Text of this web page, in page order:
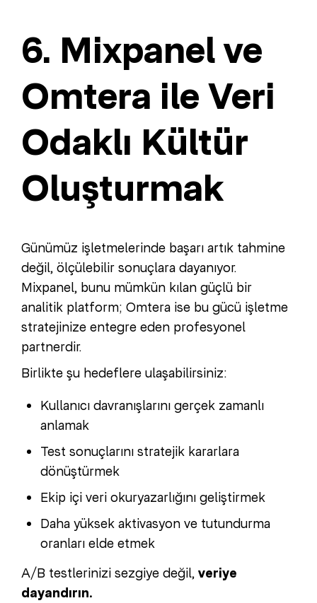
6. Mixpanel ve
Omtera ile Veri
Odaklı Kültür
Oluşturmak
Günümüz işletmelerinde başarı artık tahmine
değil, ölçülebilir sonuçlara dayanıyor.
Mixpanel, bunu mümkün kılan güçlü bir
analitik platform; Omtera ise bu gücü işletme
stratejinize entegre eden profesyonel
partnerdir.
Birlikte şu hedeflere ulaşabilirsiniz:
Kullanıcı davranışlarını gerçek zamanlı
anlamak
Test sonuçlarını stratejik kararlara
dönüştürmek
Ekip içi veri okuryazarlığını geliştirmek
Daha yüksek aktivasyon ve tutundurma
oranları elde etmek
A/B testlerinizi sezgiye değil, veriye
dayandırın.